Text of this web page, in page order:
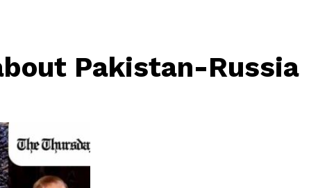
Pakistan-Russia